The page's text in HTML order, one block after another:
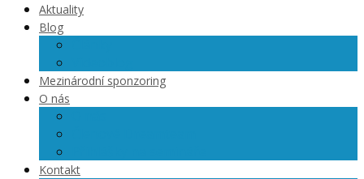
Aktuality
Blog
Mezinárodní sponzoring
O nás
Kontakt